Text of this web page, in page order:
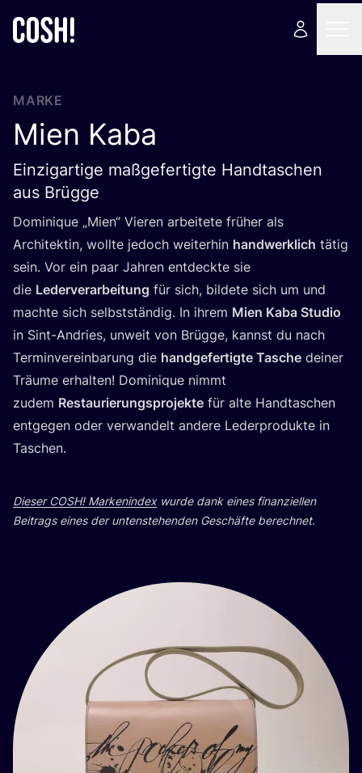
MARKE
Mien Kaba
Einzigartige maßgefertigte Handtaschen
aus Brügge
Domi­ni­que „Mien“ Vie­ren arbei­te­te frü­her als
Archi­tek­tin, woll­te jedoch wei­ter­hin hand­werk­lich tätig
sein. Vor ein paar Jah­ren ent­deck­te sie
die Leder­ver­ar­bei­tung für sich, bil­de­te sich um und
mach­te sich selbst­stän­dig. In ihrem Mien Kaba Stu­dio
in Sint-Andries, unweit von Brüg­ge, kannst du nach
Ter­min­ver­ein­ba­rung die hand­ge­fer­tig­te Tasche dei­ner
Träu­me erhal­ten! Domi­ni­que nimmt
zudem Restau­rie­rungs­pro­jek­te für alte Hand­ta­schen
ent­ge­gen oder ver­wan­delt ande­re Leder­pro­duk­te in
Taschen.
Die­ser COSH! Mar­ken­in­dexwur­de dank eines finan­zi­el­len
Bei­trags eines der unten­ste­hen­den Geschäf­te berechnet.